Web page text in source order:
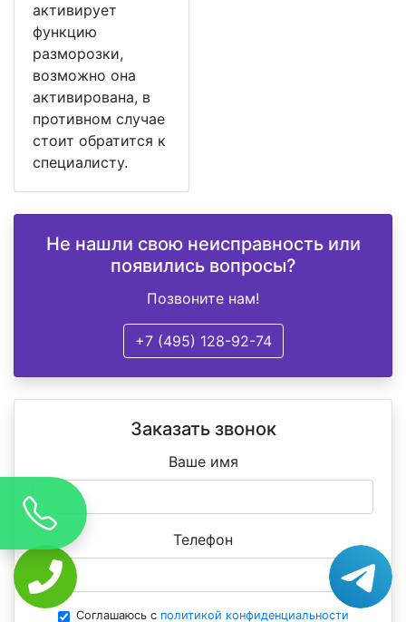
активирует
функцию
разморозки,
возможно она
активирована, в
противном случае
стоит обратится к
специалисту.
Не нашли свою неисправность или
появились вопросы?
Позвоните нам!
+7 (495) 128-92-74
Заказать звонок
Ваше имя
Телефон
Соглашаюсь с политикой конфиденциальности